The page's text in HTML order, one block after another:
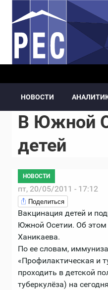
Перейти к основному
НОВОСТИ
В Южной
детей
НОВОСТИ
пт, 20/05/2011 - 17:12
Поделиться
Вакцинация детей и
Южной Осетии. Об этом
Ханикаева.
По ее словам,
«Профилактическая и
проходить в детской
туберкулёза) на